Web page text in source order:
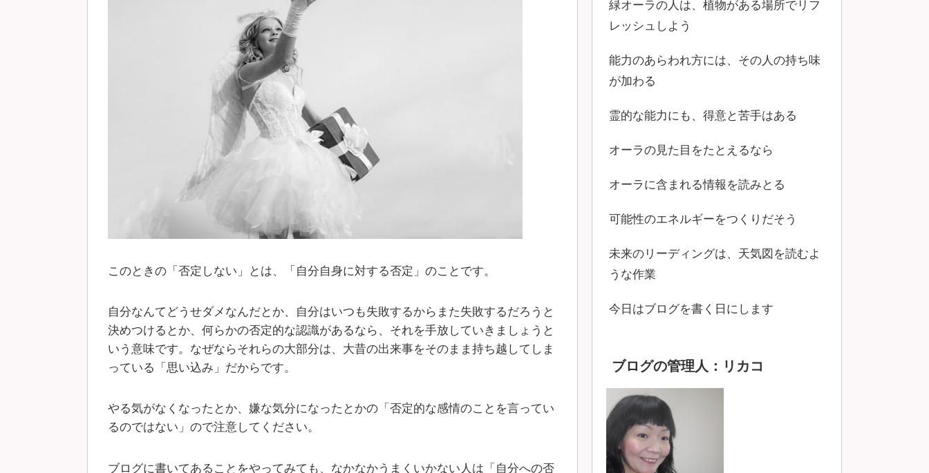
このときの「否定しない」とは、「自分自身に対する否定」のことです。
自分なんてどうせダメなんだとか、自分はいつも失敗するからまた失敗するだろうと
決めつけるとか、何らかの否定的な認識があるなら、それを手放していきましょうと
いう意味です。なぜならそれらの大部分は、大昔の出来事をそのまま持ち越してしま
っている「思い込み」だからです。
やる気がなくなったとか、嫌な気分になったとかの「否定的な感情のことを言ってい
るのではない」ので注意してください。
ブログに書いてあることをやってみても、なかなかうまくいかない人は「自分への否
緑オーラの人は、植物がある場所でリフ
レッシュしよう
能力のあらわれ方には、その人の持ち味
が加わる
霊的な能力にも、得意と苦手はある
オーラの見た目をたとえるなら
オーラに含まれる情報を読みとる
可能性のエネルギーをつくりだそう
未来のリーディングは、天気図を読むよ
うな作業
今日はブログを書く日にします
ブログの管理人：リカコ